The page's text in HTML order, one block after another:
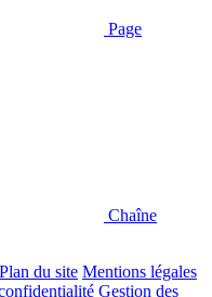
Page
Chaîne
Plan du site Mentions légales
Gestion des